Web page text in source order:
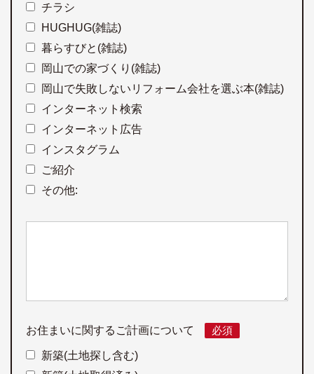
チラシ
HUGHUG(雑誌)
暮らすびと(雑誌)
岡山での家づくり(雑誌)
岡山で失敗しないリフォーム会社を選ぶ本(雑誌)
インターネット検索
インターネット広告
インスタグラム
ご紹介
その他:
お住まいに関するご計画について 必須
新築(土地探し含む)